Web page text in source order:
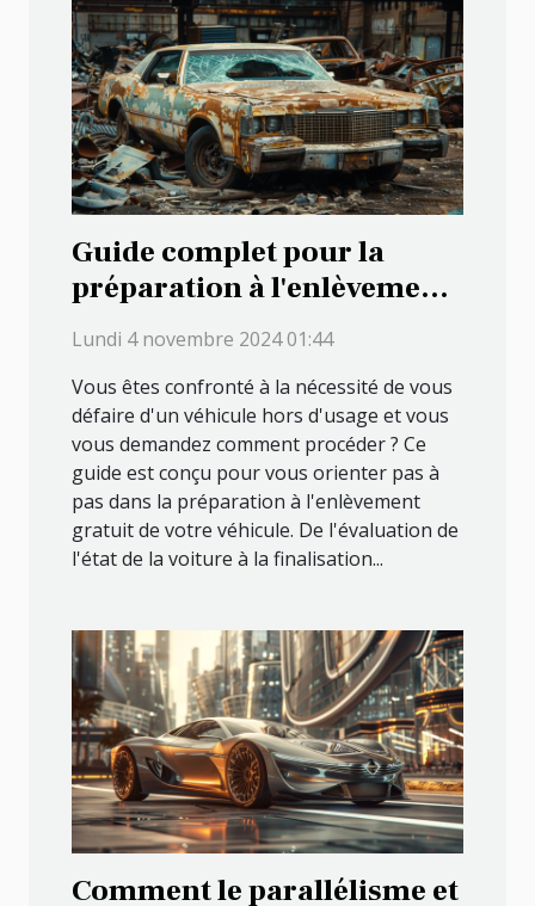
Guide complet pour la
préparation à l'enlèvement
gratuit d'un véhicule hors
d'usage
Lundi 4 novembre 2024 01:44
Vous êtes confronté à la nécessité de vous
défaire d'un véhicule hors d'usage et vous
vous demandez comment procéder ? Ce
guide est conçu pour vous orienter pas à
pas dans la préparation à l'enlèvement
gratuit de votre véhicule. De l'évaluation de
l'état de la voiture à la finalisation...
Comment le parallélisme et